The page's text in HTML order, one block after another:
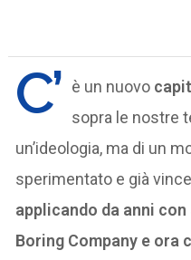
C’ è un nuovo
sopra le nostre
un’ideologia, ma di un
sperimentato e già
applicando da anni
Boring Company e ora